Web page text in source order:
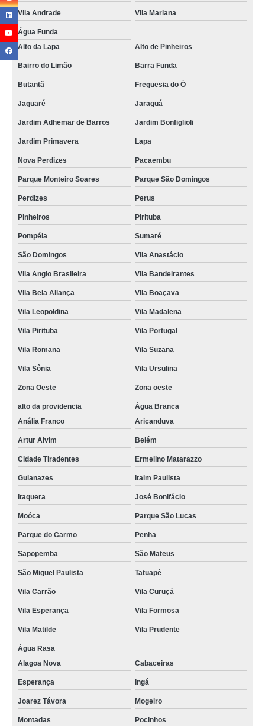
Vila Andrade Vila Mariana
Água Funda
Alto da Lapa
Alto de Pinheiros
Bairro do Limão Barra Funda
Butantã Freguesia do Ó
Jaguaré Jaraguá
Jardim Adhemar de Barros Jardim Bonfiglioli
Jardim Primavera Lapa
Nova Perdizes Pacaembu
Parque Monteiro Soares Parque São Domingos
Perdizes Perus
Pinheiros Pirituba
Pompéia Sumaré
São Domingos Vila Anastácio
Vila Anglo Brasileira Vila Bandeirantes
Vila Bela Aliança Vila Boaçava
Vila Leopoldina Vila Madalena
Vila Pirituba Vila Portugal
Vila Romana Vila Suzana
Vila Sônia Vila Ursulina
Zona Oeste Zona oeste
alto da providencia
Água Branca
Anália Franco
Aricanduva
Artur Alvim Belém
Cidade Tiradentes Ermelino Matarazzo
Guianazes Itaim Paulista
Itaquera José Bonifácio
Moóca Parque São Lucas
Parque do Carmo Penha
Sapopemba São Mateus
São Miguel Paulista Tatuapé
Vila Carrão Vila Curuçá
Vila Esperança Vila Formosa
Vila Matilde Vila Prudente
Água Rasa
Alagoa Nova
Cabaceiras
Esperança Ingá
Joarez Távora Mogeiro
Montadas Pocinhos